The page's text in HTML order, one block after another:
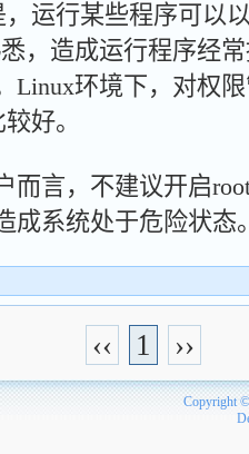
行某些程序可以
，造成运行程序经
Linux环境下，对权
好。
言，不建议开启
成系统处于危险状态
‹‹ 1 ››
Copyright